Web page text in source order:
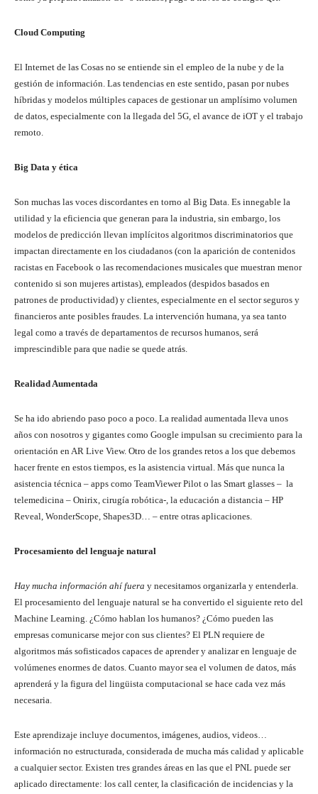
Cloud Computing
El Internet de las Cosas no se entiende sin el empleo de la nube y de la
gestión de información. Las tendencias en este sentido, pasan por nubes
híbridas y modelos múltiples capaces de gestionar un amplísimo volumen
de datos, especialmente con la llegada del 5G, el avance de iOT y el trabajo
remoto.
Big Data y ética
Son muchas las voces discordantes en torno al Big Data. Es innegable la
utilidad y la eficiencia que generan para la industria, sin embargo, los
modelos de predicción llevan implícitos algoritmos discriminatorios que
impactan directamente en los ciudadanos (con la aparición de contenidos
racistas en Facebook o las recomendaciones musicales que muestran menor
contenido si son mujeres artistas), empleados (despidos basados en
patrones de productividad) y clientes, especialmente en el sector seguros y
financieros ante posibles fraudes. La intervención humana, ya sea tanto
legal como a través de departamentos de recursos humanos, será
imprescindible para que nadie se quede atrás.
Realidad Aumentada
Se ha ido abriendo paso poco a poco. La realidad aumentada lleva unos
años con nosotros y gigantes como Google impulsan su crecimiento para la
orientación en AR Live View. Otro de los grandes retos a los que debemos
hacer frente en estos tiempos, es la asistencia virtual. Más que nunca la
asistencia técnica – apps como TeamViewer Pilot o las Smart glasses – la
telemedicina – Onirix, cirugía robótica-, la educación a distancia – HP
Reveal, WonderScope, Shapes3D… – entre otras aplicaciones.
Procesamiento del lenguaje natural
Hay mucha información ahí fuera y necesitamos organizarla y entenderla.
El procesamiento del lenguaje natural se ha convertido el siguiente reto del
Machine Learning. ¿Cómo hablan los humanos? ¿Cómo pueden las
empresas comunicarse mejor con sus clientes? El PLN requiere de
algoritmos más sofisticados capaces de aprender y analizar en lenguaje de
volúmenes enormes de datos. Cuanto mayor sea el volumen de datos, más
aprenderá y la figura del lingüista computacional se hace cada vez más
necesaria.
Este aprendizaje incluye documentos, imágenes, audios, videos…
información no estructurada, considerada de mucha más calidad y aplicable
a cualquier sector. Existen tres grandes áreas en las que el PNL puede ser
aplicado directamente: los call center, la clasificación de incidencias y la